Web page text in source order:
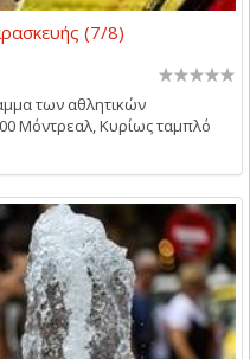
(7/8)
των αθλητικών
Μόντρεαλ, Κυρίως ταμπλό